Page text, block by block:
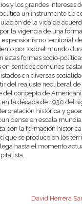
y los grandes intereses
un instrumento de
de la vida de
la vigencia de una
territorial
por todo el mundo
estas formas socio-
sentidos comunes
en diversas
del reajuste neoliberal de
del concepto de
la década de 1930 del
histórica y
en escala
con la formación histórica
que se produce en los
hasta el momento
David Herrera